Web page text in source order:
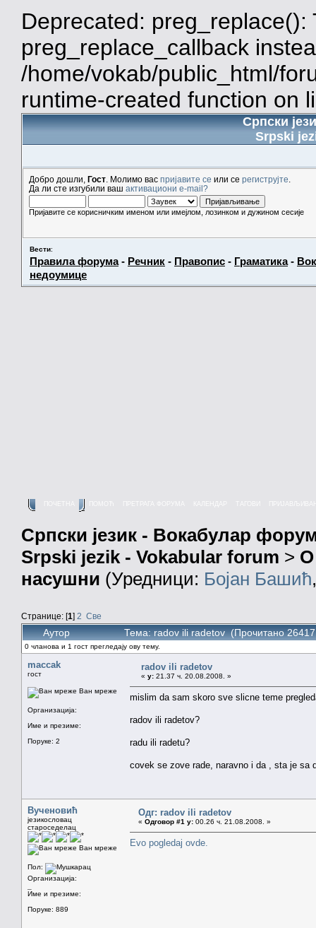
Deprecated:
preg_replace_callback
/home/vokab/public_html/
runtime-created function on
Српски
Srpski
Добро дошли, Гост . Молимо вас пријавите се или се региструјте
Да ли сте изгубили ваш активациони e-mail?
Пријавите се корисничким именом или имејлом, лозинком и дужином сесије
Вести:
Правила форума- Речник - Правопис - Граматика-
недоумице
КАЛЕНДАР
Српски језик - Вокабулар
Srpski jezik - Vokabular forum > О
насушни (Уредници: Бојан Башић
Странице: [1] 2 Све
Аутор Тема: radov ili radetov (Прочитано 26417
0 чланова и 1 гост прегледају ову тему.
maccak
гост
Ван мреже
Организација:
Име и презиме:
Поруке: 2
radov ili radetov
« у: 21.37 ч. 20.08.2008. »
mislim da sam skoro sve slicne teme
radov ili radetov?
radu ili radetu?
covek se zove rade, naravno i da , sta je sa
Вученовић
језикословац
староседелац
Ван мреже
Пол:
Организација:
Име и презиме:
Поруке: 889
Одг: radov ili radetov
« Одговор #1 у: 00.26 ч. 21.08.2008. »
Evo pogledaj ovde.